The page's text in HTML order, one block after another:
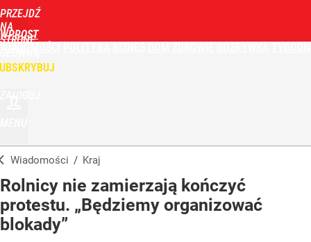
PRZEJDŹ
NA
STRONĘ
WPROST
Wiadomości / Kraj
Rolnicy nie zamierzają kończyć
protestu. „Będziemy organizować
blokady”